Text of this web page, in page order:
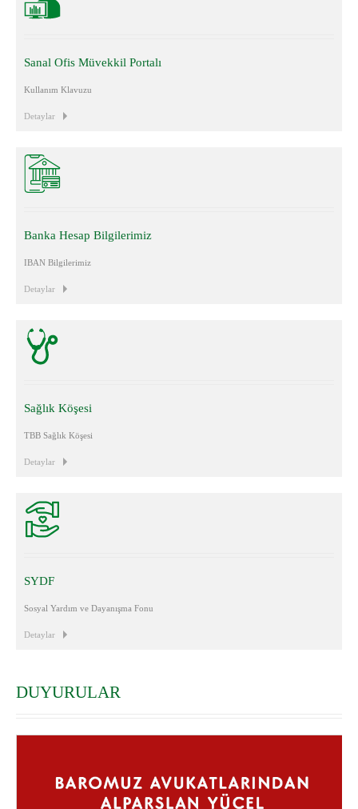
Sanal Ofis Müvekkil Portalı
Kullanım Klavuzu
Detaylar
Banka Hesap Bilgilerimiz
IBAN Bilgilerimiz
Detaylar
Sağlık Köşesi
TBB Sağlık Köşesi
Detaylar
SYDF
Sosyal Yardım ve Dayanışma Fonu
Detaylar
DUYURULAR